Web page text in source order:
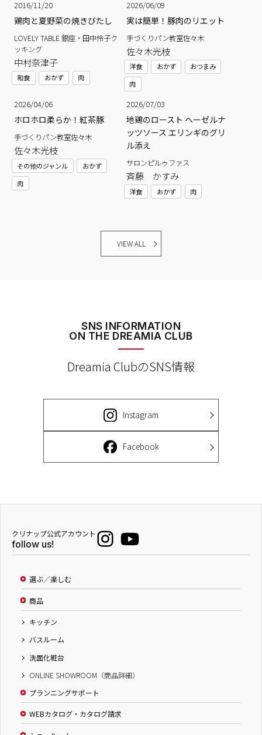
2016/11/20
鶏肉と夏野菜の焼きびたし
LOVELY TABLE 銀座・田中伶子ク
ッキング
中村奈津子
和食 おかず 肉
2026/06/09
実は簡単！豚肉のリエット
手づくりパン教室佐々木
佐々木光枝
洋食 おかず
おつまみ
肉
2026/04/06
ホロホロ柔らか！紅茶豚
手づくりパン教室佐々木
佐々木光枝
その他のジャンル
おかず
肉
2026/07/03
地鶏のロースト ヘーゼルナ
ッツソース エリンギのグリ
ル添え
サロンピルゥファス
斉藤 かすみ
洋食 おかず 肉
VIEW ALL
SNS INFORMATION
ON THE DREAMIA CLUB
Dreamia ClubのSNS情報
Instagram
Facebook
クリナップ公式アカウント
follow us!
選ぶ／楽しむ
商品
キッチン
バスルーム
洗面化粧台
ONLINE SHOWROOM（商品詳細）
プランニングサポート
WEBカタログ・カタログ請求